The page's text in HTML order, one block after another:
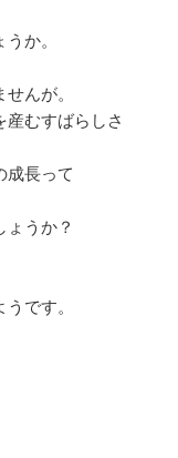
か。
んが。
産むすばらしさ
成長って
ょうか？
です。